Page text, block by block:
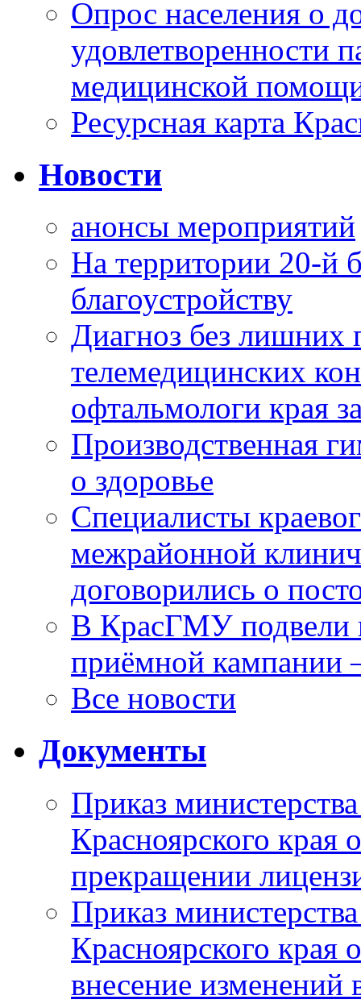
Опрос населения о
удовлетворенности
медицинской
Ресурсная карта
Новости
анонсы мероприятий
На территории 20-й
благоустройству
Диагноз без лишних
телемедицинских
офтальмологи края
Производственная
о здоровье
Специалисты
межрайонной
договорились о
В КрасГМУ подвели
приёмной кампании
Все новости
Документы
Приказ
Красноярского
прекращении
Приказ
Красноярского
внесение изменений